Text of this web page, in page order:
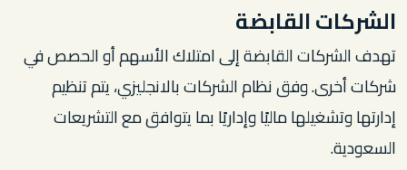
الشركات القابضة
تهدف الشركات القابضة إلى امتلاك الأسهم أو الحصص في
شركات أخرى. وفق نظام الشركات بالانجليزي، يتم تنظيم
إدارتها وتشغيلها ماليًا وإداريًا بما يتوافق مع التشريعات
السعودية.